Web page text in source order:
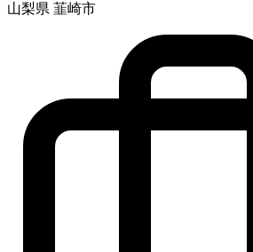
山梨県 韮崎市